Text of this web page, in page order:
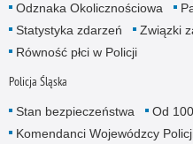
Odznaka Okolicznościowa
Statystyka zdarzeń
Związki
Równość płci w Policji
Policja Śląska
Stan bezpieczeństwa
Od
Komendanci Wojewódzcy